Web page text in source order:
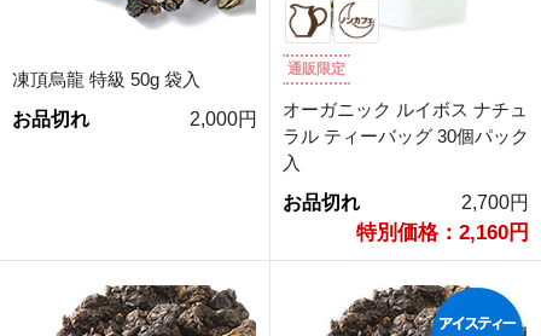
凍頂烏龍 特級 50g 袋入
お品切れ
2,000円
通販限定
オーガニック ルイボス ナチュ
ラル ティーバッグ 30個パック
入
お品切れ
2,700円
特別価格：2,160円